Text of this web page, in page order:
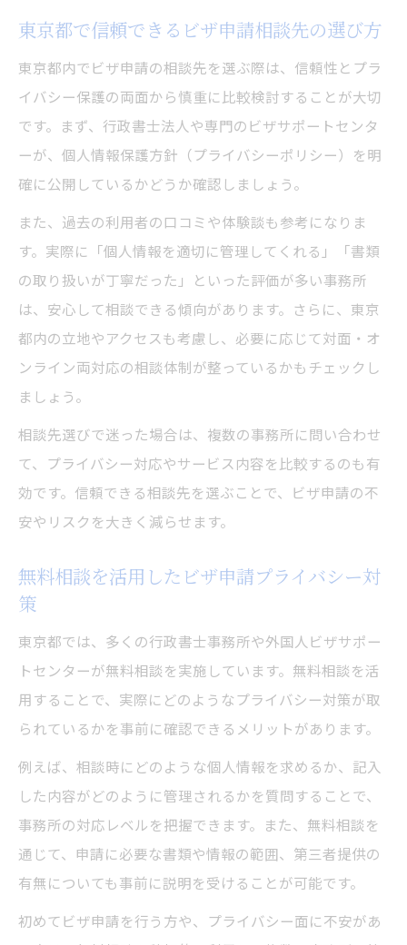
東京都で信頼できるビザ申請相談先の選び方
東京都内でビザ申請の相談先を選ぶ際は、信頼性とプラ
イバシー保護の両面から慎重に比較検討することが大切
です。まず、行政書士法人や専門のビザサポートセンタ
ーが、個人情報保護方針（プライバシーポリシー）を明
確に公開しているかどうか確認しましょう。
また、過去の利用者の口コミや体験談も参考になりま
す。実際に「個人情報を適切に管理してくれる」「書類
の取り扱いが丁寧だった」といった評価が多い事務所
は、安心して相談できる傾向があります。さらに、東京
都内の立地やアクセスも考慮し、必要に応じて対面・オ
ンライン両対応の相談体制が整っているかもチェックし
ましょう。
相談先選びで迷った場合は、複数の事務所に問い合わせ
て、プライバシー対応やサービス内容を比較するのも有
効です。信頼できる相談先を選ぶことで、ビザ申請の不
安やリスクを大きく減らせます。
無料相談を活用したビザ申請プライバシー対
策
東京都では、多くの行政書士事務所や外国人ビザサポー
トセンターが無料相談を実施しています。無料相談を活
用することで、実際にどのようなプライバシー対策が取
られているかを事前に確認できるメリットがあります。
例えば、相談時にどのような個人情報を求めるか、記入
した内容がどのように管理されるかを質問することで、
事務所の対応レベルを把握できます。また、無料相談を
通じて、申請に必要な書類や情報の範囲、第三者提供の
有無についても事前に説明を受けることが可能です。
初めてビザ申請を行う方や、プライバシー面に不安があ